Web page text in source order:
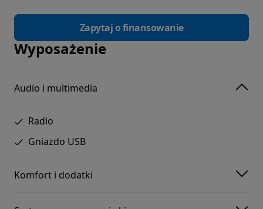
Zapytaj o finansowanie
Wyposażenie
Audio i multimedia
Radio
Gniazdo USB
Komfort i dodatki